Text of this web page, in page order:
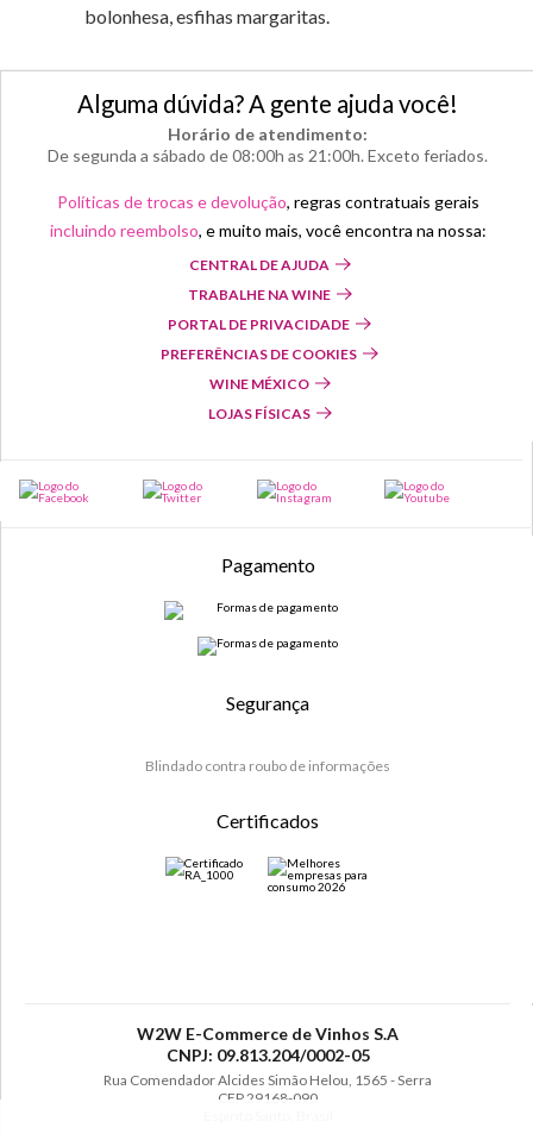
bolonhesa, esfihas margaritas.
Alguma dúvida? A gente ajuda você!
Horário de atendimento:
De segunda a sábado de 08:00h as 21:00h. Exceto feriados.
Políticas de trocas e devolução, regras contratuais gerais
incluindo reembolso, e muito mais, você encontra na nossa:
CENTRAL DE AJUDA
TRABALHE NA WINE
PORTAL DE PRIVACIDADE
PREFERÊNCIAS DE COOKIES
WINE MÉXICO
LOJAS FÍSICAS
Pagamento
Segurança
Blindado contra roubo de informações
Certificados
W2W E-Commerce de Vinhos S.A
CNPJ: 09.813.204/0002-05
Rua Comendador Alcides Simão Helou, 1565 - Serra
CEP 29168-090